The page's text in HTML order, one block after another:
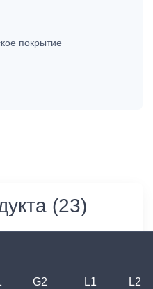
покрытие
(23)
G2 L1 L2